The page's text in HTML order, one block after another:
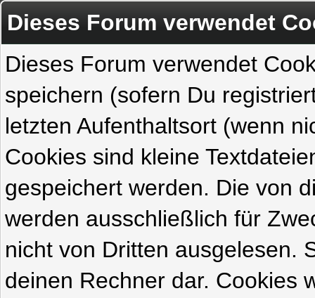
Dieses Forum verwendet
Dieses Forum verwendet
speichern (sofern Du
letzten Aufenthaltsort (wenn
Cookies sind kleine
gespeichert werden. Die von
werden ausschließlich für
nicht von Dritten ausgelesen.
deinen Rechner dar. Cookies